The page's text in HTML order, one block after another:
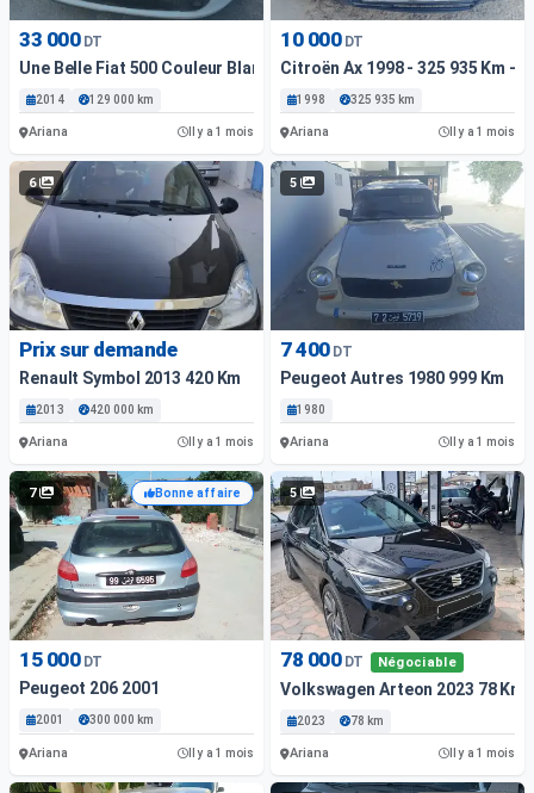
33 000 DT
Une Belle Fiat 500 Couleur Blanche
2014 129 000 km
Ariana Il y a 1 mois
10 000 DT
Citroën Ax 1998 - 325 935 Km -
1998 325 935 km
Ariana Il y a 1 mois
6
Prix sur demande
Renault Symbol 2013 420 Km
2013 420 000 km
Ariana Il y a 1 mois
5
7 400 DT
Peugeot Autres 1980 999 Km
1980
Ariana Il y a 1 mois
7 Bonne affaire
15 000 DT
Peugeot 206 2001
2001 300 000 km
Ariana Il y a 1 mois
5
78 000 DT Négociable
Volkswagen Arteon 2023 78 Km
2023 78 km
Ariana Il y a 1 mois